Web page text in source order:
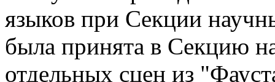
языков при Секции
была принята в Секцию
отдельных сцен из